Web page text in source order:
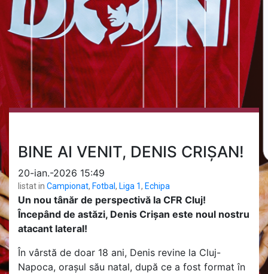
BINE AI VENIT, DENIS CRIȘAN!
20-ian.-2026 15:49
listat in Campionat, Fotbal , Liga 1, Echipa
Un nou tânăr de perspectivă la CFR Cluj!
Începând de astăzi, Denis Crișan este noul nostru
atacant lateral!
În vârstă de doar 18 ani, Denis revine la Cluj-
Napoca, orașul său natal, după ce a fost format în